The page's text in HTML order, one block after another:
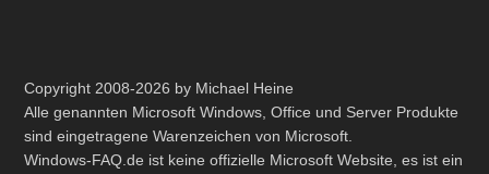
Copyright 2008-2026 by Michael Heine
Alle genannten Microsoft Windows, Office und Server Produkte
sind eingetragene Warenzeichen von Microsoft.
Windows-FAQ.de ist keine offizielle Microsoft Website, es ist ein